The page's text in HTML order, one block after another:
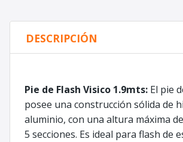
DESCRIPCIÓN
Pie de Flash Visico 1.9mts: El pie
posee una construcción sólida de
aluminio, con una altura máxima
5 secciones. Es ideal para flash de